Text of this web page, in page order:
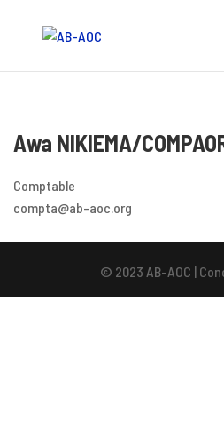
Awa NIKIEMA/
Comptable
compta@ab-aoc.org
© 2023 AB-AOC |